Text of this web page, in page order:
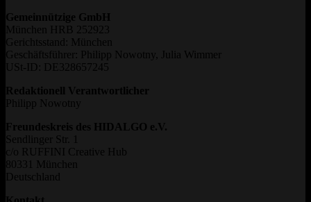
Gemeinnützige GmbH
München HRB 252923
Gerichtsstand: München
Geschäftsführer: Philipp Nowotny, Julia Wimmer
USt-ID: DE328657245
Redaktionell Verantwortlicher
Philipp Nowotny
Freundeskreis des HIDALGO e.V.
Sendlinger Str. 1
c/o RUFFINI Creative Hub
80331 München
Deutschland